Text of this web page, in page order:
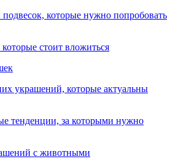
которые нужно попробовать
стоит вложиться
украшений, которые актуальны
тенденции, за которыми нужно
с животными